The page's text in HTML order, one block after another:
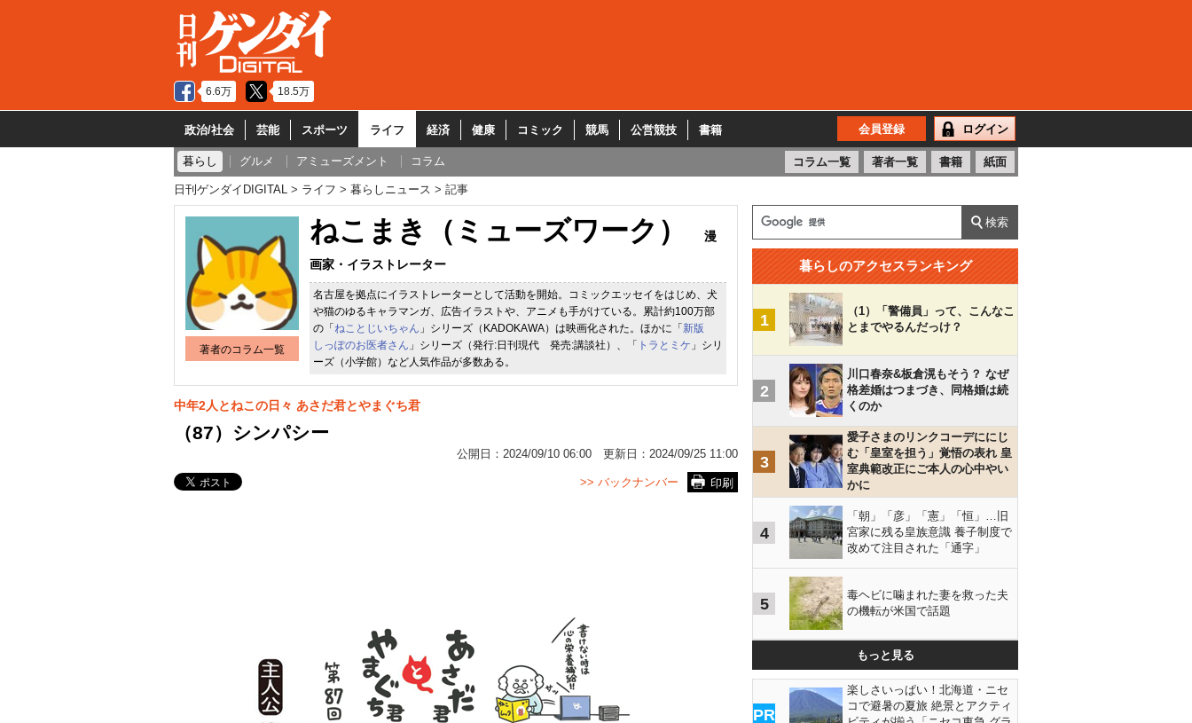
6.6万 18.5万
政治/社会 芸能 スポーツ ライフ 経済 健康 コミック 競馬 公営競技 書籍 会員登録 ログイン
暮らし グルメ アミューズメント コラム コラム一覧 著者一覧 書籍 紙面
日刊ゲンダイDIGITAL ライフ 暮らしニュース 記事
著者のコラム一覧
ねこまき（ミューズワーク）
漫
画家・イラストレーター
名古屋を拠点にイラストレーターとして活動を開始。コミックエッセイをはじめ、犬
や猫のゆるキャラマンガ、広告イラストや、アニメも手がけている。累計約100万部
の「 ねことじいちゃん 」シリーズ（KADOKAWA）は映画化された。ほかに「 新版
しっぽのお医者さん 」シリーズ（発行:日刊現代 発売:講談社）、「 トラとミケ 」シリ
ーズ（小学館）など人気作品が多数ある。
中年2人とねこの日々 あさだ君とやまぐち君
（87）シンパシー
公開日： 2024/09/10 06:00 更新日： 2024/09/25 11:00
印刷
>> バックナンバー
暮らしのアクセスランキング
1
（1）「警備員」って、こんなこ
とまでやるんだっけ？
2
川口春奈&板倉滉もそう？ なぜ
格差婚はつまづき、同格婚は続
くのか
3
愛子さまのリンクコーデににじ
む「皇室を担う」覚悟の表れ 皇
室典範改正にご本人の心中やい
かに
4
「朝」「彦」「憲」「恒」…旧
宮家に残る皇族意識 養子制度で
改めて注目された「通字」
5
毒ヘビに噛まれた妻を救った夫
の機転が米国で話題
もっと見る
PR
楽しさいっぱい！北海道・ニセ
コで避暑の夏旅 絶景とアクティ